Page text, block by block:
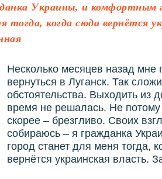
Украины, и комфортным
тогда, когда сюда вернётся
Несколько месяцев назад мне
вернуться в Луганск. Так
обстоятельства. Выходить из
время не решалась. Не потому
скорее – брезгливо. Своих
собираюсь – я гражданка
город станет для меня тогда,
вернётся украинская власть.